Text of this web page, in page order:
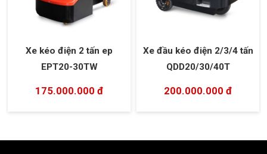
Xe kéo điện 2 tấn ep
EPT20-30TW
175.000.000 đ
Xe đầu kéo điện 2/3/4 tấn
QDD20/30/40T
200.000.000 đ